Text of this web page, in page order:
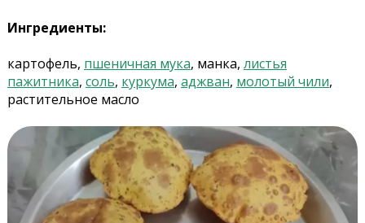
Ингредиенты:
картофель, пшеничная мука, манка, листья
пажитника, соль, куркума, аджван, молотый чили,
растительное масло